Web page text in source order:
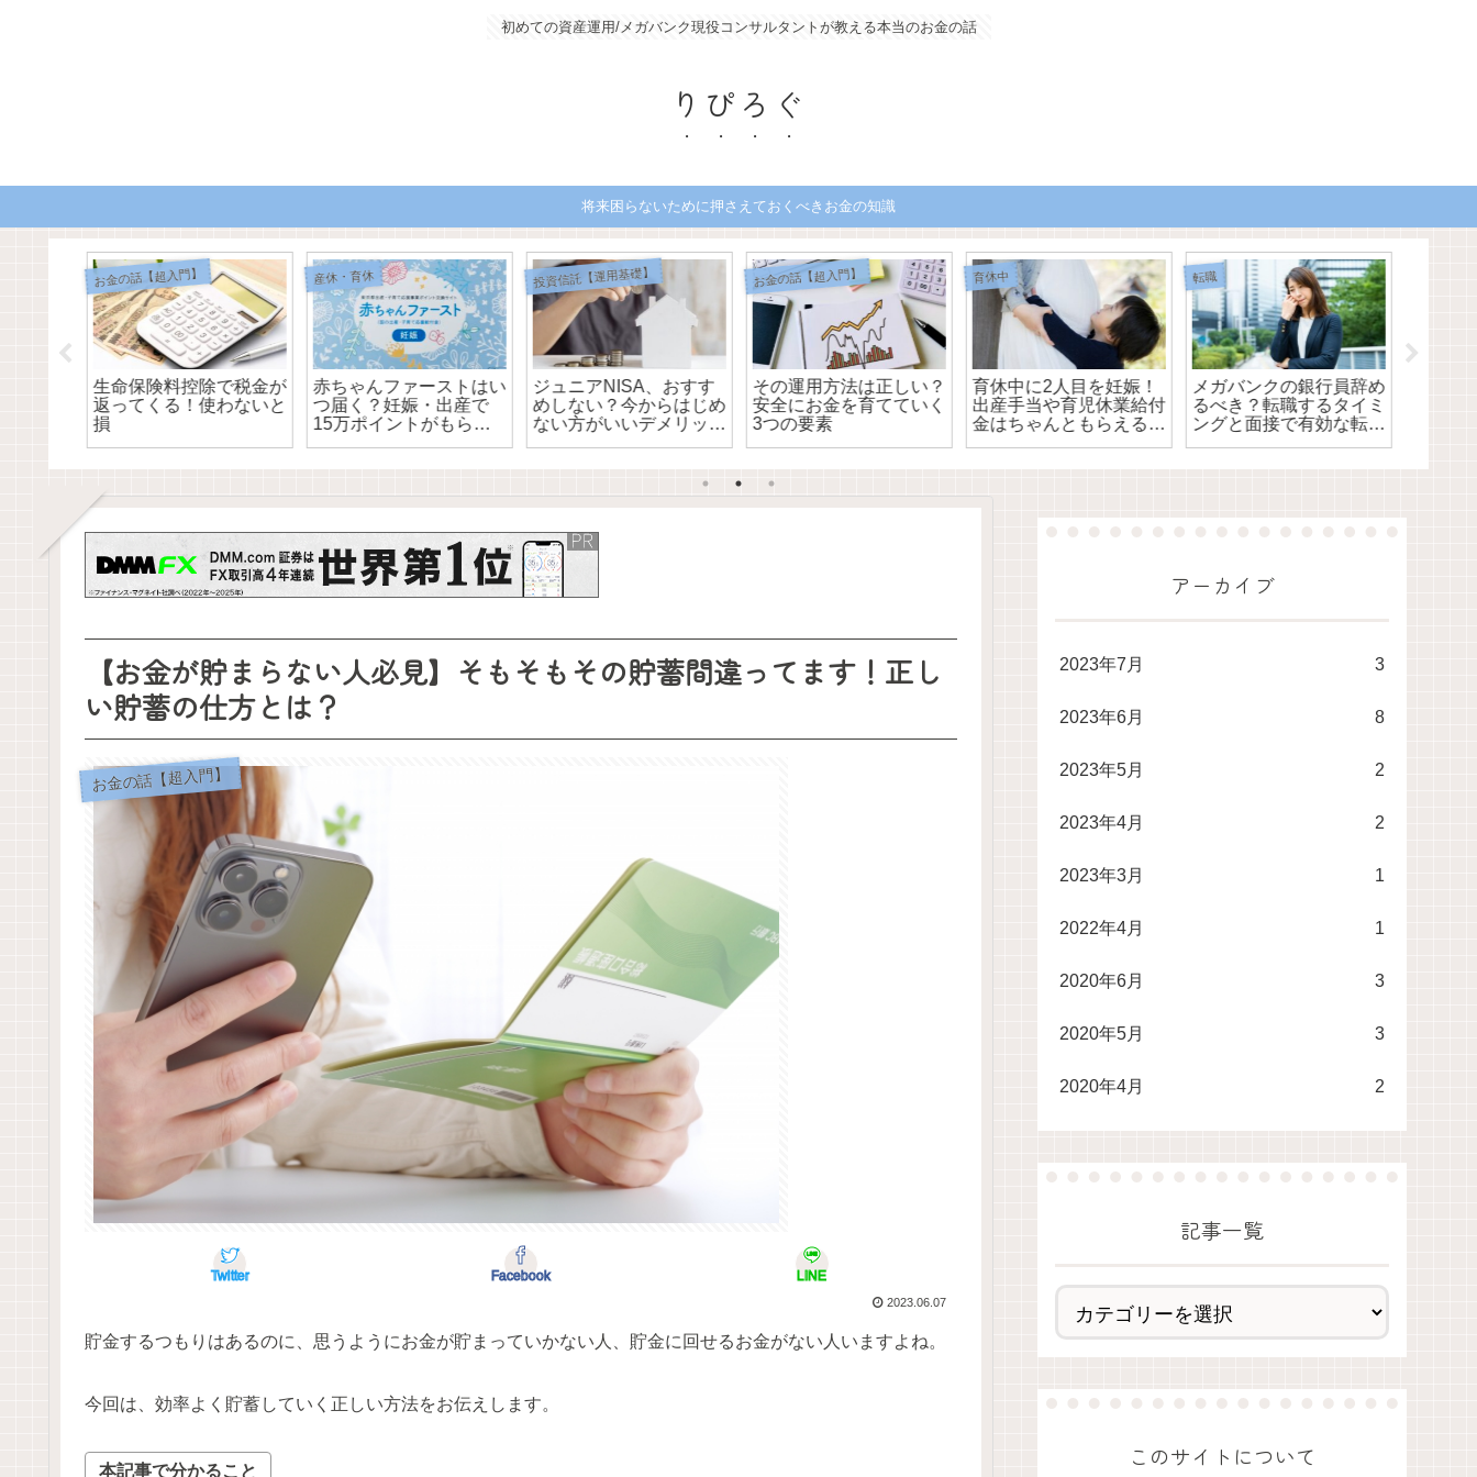
初めての資産運用/メガバンク現役コンサルタントが教える本当のお金の話
りぴろぐ
将来困らないために押さえておくべきお金の知識
お金の話【超入門】
生命保険料控除で税金が
返ってくる！使わないと
損
産休・育休
赤ちゃんファーストはい
つ届く？妊娠・出産で
15万ポイントがもらえ
投資信託【運用基礎】
ジュニアNISA、おすす
めしない？今からはじめ
ない方がいいデメリット
お金の話【超入門】
その運用方法は正しい？
安全にお金を育てていく
3つの要素
育休中
育休中に2人目を妊娠！
出産手当や育児休業給付
金はちゃんともらえる
転職
メガバンクの銀行員辞め
るべき？転職するタイミ
ングと面接で有効な転職
【お金が貯まらない人必見】そもそもその貯蓄間違ってます！正し
い貯蓄の仕方とは？
お金の話【超入門】
Twitter Facebook LINE
2023.06.07
貯金するつもりはあるのに、思うようにお金が貯まっていかない人、貯金に回せるお金がない人いますよね。
今回は、効率よく貯蓄していく正しい方法をお伝えします。
本記事で分かること
アーカイブ
2023年7月 3
2023年6月 8
2023年5月 2
2023年4月 2
2023年3月 1
2022年4月 1
2020年6月 3
2020年5月 3
2020年4月 2
記事一覧
このサイトについて